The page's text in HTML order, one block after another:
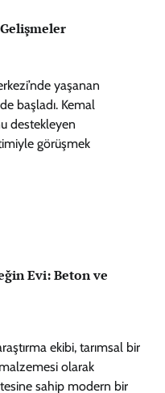
yaşanan
başladı. Kemal
destekleyen
görüşmek
Evi: Beton ve
ekibi, tarımsal bir
olarak
sahip modern bir